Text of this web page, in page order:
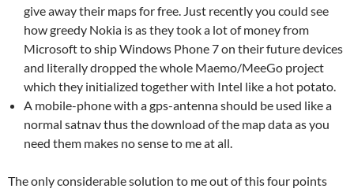
give away their maps for free. Just recently you could see
how greedy Nokia is as they took a lot of money from
Microsoft to ship Windows Phone 7 on their future devices
and literally dropped the whole Maemo/MeeGo project
which they initialized together with Intel like a hot potato.
A mobile-phone with a gps-antenna should be used like a
normal satnav thus the download of the map data as you
need them makes no sense to me at all.
The only considerable solution to me out of this four points